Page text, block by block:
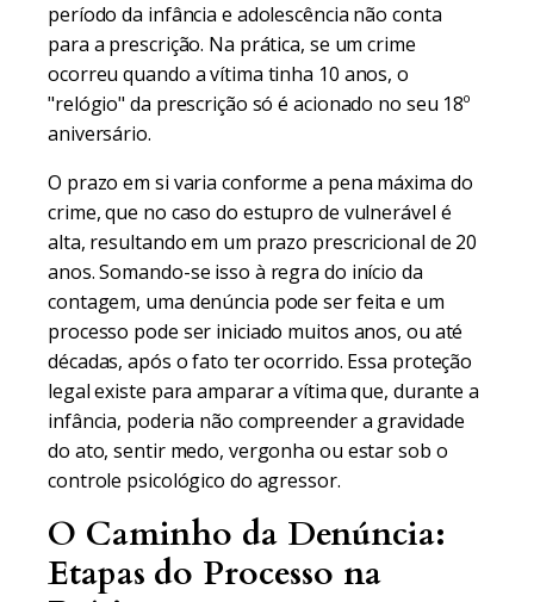
período da infância e adolescência não conta
para a prescrição. Na prática, se um crime
ocorreu quando a vítima tinha 10 anos, o
"relógio" da prescrição só é acionado no seu 18º
aniversário.
O prazo em si varia conforme a pena máxima do
crime, que no caso do estupro de vulnerável é
alta, resultando em um prazo prescricional de 20
anos. Somando-se isso à regra do início da
contagem, uma denúncia pode ser feita e um
processo pode ser iniciado muitos anos, ou até
décadas, após o fato ter ocorrido. Essa proteção
legal existe para amparar a vítima que, durante a
infância, poderia não compreender a gravidade
do ato, sentir medo, vergonha ou estar sob o
controle psicológico do agressor.
O Caminho da Denúncia:
Etapas do Processo na